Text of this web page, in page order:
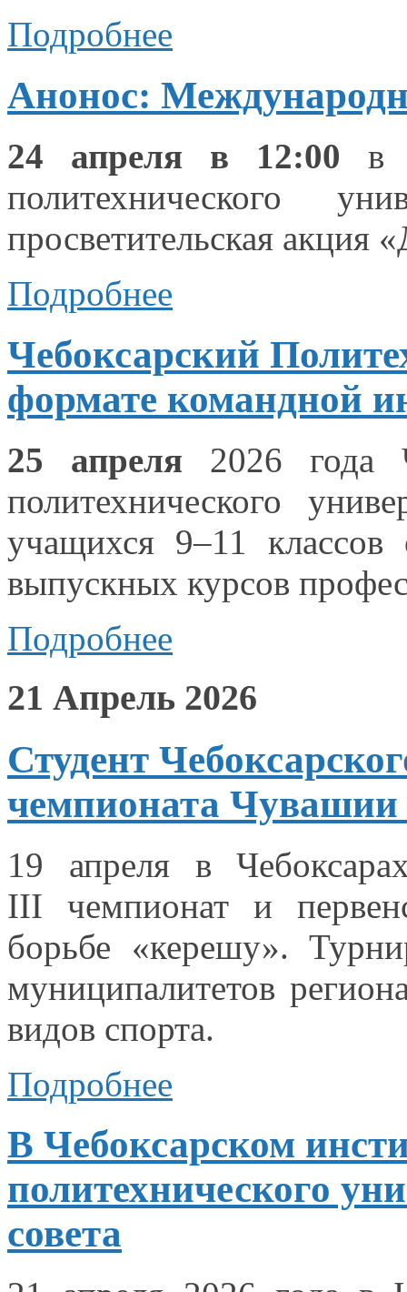
Подробнее
Анонос:
24 апреля в 12:00 в
политехнического
просветительская акция
Подробнее
Чебоксарский
формате командной
25 апреля 2026 года
политехнического
учащихся 9–11 классов
выпускных курсов
Подробнее
21 Апрель 2026
Студент
чемпионата Чувашии
19 апреля в
III чемпионат
и
борьбе «керешу».
муниципалитетов
видов спорта.
Подробнее
В Чебоксарском
политехнического
совета